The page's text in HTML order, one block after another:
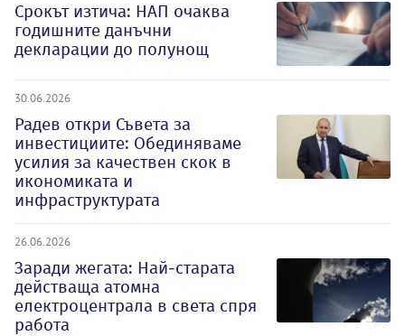
Срокът изтича: НАП очаква
годишните данъчни
декларации до полунощ
30.06.2026
Радев откри Съвета за
инвестициите: Обединяваме
усилия за качествен скок в
икономиката и
инфраструктурата
26.06.2026
Заради жегата: Най-старата
действаща атомна
електроцентрала в света спря
работа